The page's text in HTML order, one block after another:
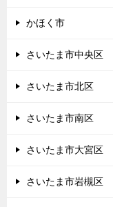
かほく市
さいたま市中央区
さいたま市北区
さいたま市南区
さいたま市大宮区
さいたま市岩槻区